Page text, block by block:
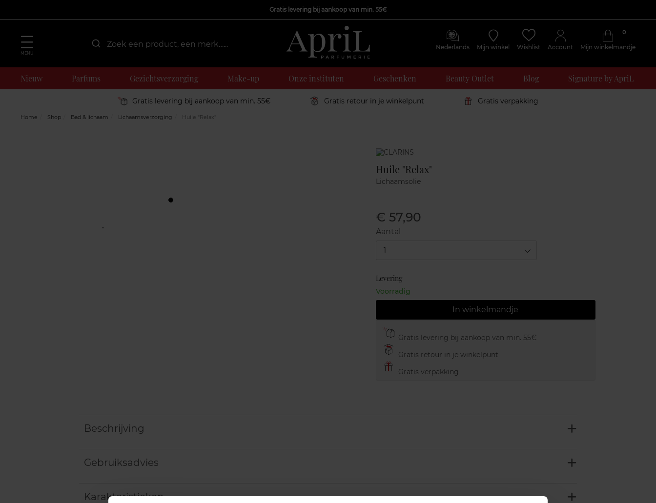
Gratis levering bij aankoop van min. 55€
MENU
Nederlands Mijn winkel Wishlist Account Mijn winkelmandje
0
Nieuw Parfums Gezichtsverzorging Make-up Onze instituten Geschenken Beauty Outlet Blog Signature by ApriL
Gratis levering bij aankoop van min. 55€ Gratis retour in je winkelpunt Gratis verpakking
Home Shop Bad & lichaam Lichaamsverzorging Huile "Relax"
Marque
Huile "Relax"
Lichaamsolie
€ 57,90
Aantal
1
Levering
Voorradig
In winkelmandje
Gratis levering bij aankoop van min. 55€
Gratis retour in je winkelpunt
Gratis verpakking
Beschrijving
Gebruiksadvies
Karakteristieken